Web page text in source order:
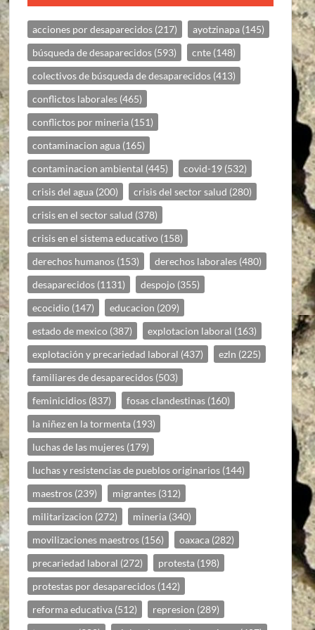
acciones por desaparecidos (217) ayotzinapa (145)
búsqueda de desaparecidos (593) cnte (148)
colectivos de búsqueda de desaparecidos (413)
conflictos laborales (465)
conflictos por mineria (151)
contaminacion agua (165)
contaminacion ambiental (445) covid-19 (532)
crisis del agua (200) crisis del sector salud (280)
crisis en el sector salud (378)
crisis en el sistema educativo (158)
derechos humanos (153) derechos laborales (480)
desaparecidos (1131) despojo (355)
ecocidio (147) educacion (209)
estado de mexico (387) explotacion laboral (163)
explotación y precariedad laboral (437) ezln (225)
familiares de desaparecidos (503)
feminicidios (837) fosas clandestinas (160)
la niñez en la tormenta (193)
luchas de las mujeres (179)
luchas y resistencias de pueblos originarios (144)
maestros (239) migrantes (312)
militarizacion (272) mineria (340)
movilizaciones maestros (156) oaxaca (282)
precariedad laboral (272) protesta (198)
protestas por desaparecidos (142)
reforma educativa (512) represion (289)